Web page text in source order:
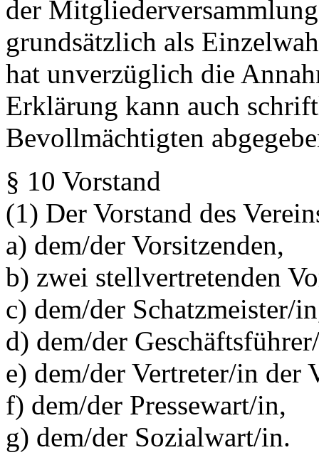
der
grundsätzlich als
hat unverzüglich die
Erklärung kann auch
Bevollmächtigten
§ 10 Vorstand
(1) Der Vorstand des
a) dem/der Vorsitzenden,
b) zwei stellvertretenden
c) dem/der Schatzmeister/
d) dem/der
e) dem/der Vertreter/in der
f) dem/der Pressewart/in,
g) dem/der Sozialwart/in.